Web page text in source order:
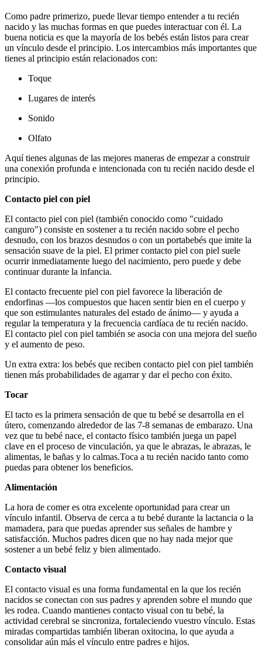
Como padre primerizo, puede llevar tiempo entender a tu recién
nacido y las muchas formas en que puedes interactuar con él. La
buena noticia es que la mayoría de los bebés están listos para crear
un vínculo desde el principio. Los intercambios más importantes que
tienes al principio están relacionados con:
Toque
Lugares de interés
Sonido
Olfato
Aquí tienes algunas de las mejores maneras de empezar a construir
una conexión profunda e intencionada con tu recién nacido desde el
principio.
Contacto piel con piel
El contacto piel con piel (también conocido como "cuidado
canguro") consiste en sostener a tu recién nacido sobre el pecho
desnudo, con los brazos desnudos o con un portabebés que imite la
sensación suave de la piel. El primer contacto piel con piel suele
ocurrir inmediatamente luego del nacimiento, pero puede y debe
continuar durante la infancia.
El contacto frecuente piel con piel favorece la liberación de
endorfinas —los compuestos que hacen sentir bien en el cuerpo y
que son estimulantes naturales del estado de ánimo— y ayuda a
regular la temperatura y la frecuencia cardíaca de tu recién nacido.
El contacto piel con piel también se asocia con una mejora del sueño
y el aumento de peso.
Un extra extra: los bebés que reciben contacto piel con piel también
tienen más probabilidades de agarrar y dar el pecho con éxito.
Tocar
El tacto es la primera sensación de que tu bebé se desarrolla en el
útero, comenzando alrededor de las 7-8 semanas de embarazo. Una
vez que tu bebé nace, el contacto físico también juega un papel
clave en el proceso de vinculación, ya que le abrazas, le abrazas, le
alimentas, le bañas y lo calmas.Toca a tu recién nacido tanto como
puedas para obtener los beneficios.
Alimentación
La hora de comer es otra excelente oportunidad para crear un
vínculo infantil. Observa de cerca a tu bebé durante la lactancia o la
mamadera, para que puedas aprender sus señales de hambre y
satisfacción. Muchos padres dicen que no hay nada mejor que
sostener a un bebé feliz y bien alimentado.
Contacto visual
El contacto visual es una forma fundamental en la que los recién
nacidos se conectan con sus padres y aprenden sobre el mundo que
les rodea. Cuando mantienes contacto visual con tu bebé, la
actividad cerebral se sincroniza, fortaleciendo vuestro vínculo. Estas
miradas compartidas también liberan oxitocina, lo que ayuda a
consolidar aún más el vínculo entre padres e hijos.